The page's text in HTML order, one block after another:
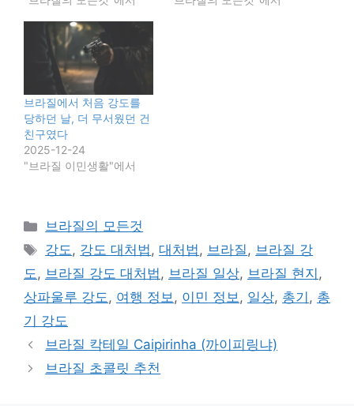
브라질에서 처음 강도를
당하던 날, 더 무서웠던 건
친구였다
2025-12-24
"브라질 이민생활"에서
카
테
리
브라질의 모든것
태
그
강도, 강도 대처법,대처법, 브라질, 브라질 강
도, 브라질 강도 대처법, 브라질 일상, 브라질 현지 ,
상파울루 강도, 여행 정보, 이민 정보, 일상, 총기 , 총
기 강도
브라질 칵테일 Caipirinha (까이피링냐)
브라질 초콜릿 추천